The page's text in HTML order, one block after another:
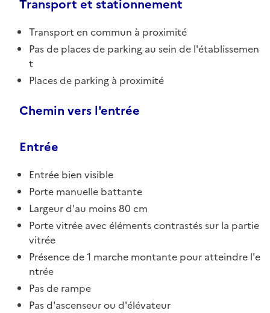
Transport et stationnement
Transport en commun à proximité
Pas de places de parking au sein de l'établissemen
t
Places de parking à proximité
Chemin vers l'entrée
Entrée
Entrée bien visible
Porte manuelle battante
Largeur d'au moins 80 cm
Porte vitrée avec éléments contrastés sur la partie
vitrée
Présence de 1 marche montante pour atteindre l'e
ntrée
Pas de rampe
Pas d'ascenseur ou d'élévateur